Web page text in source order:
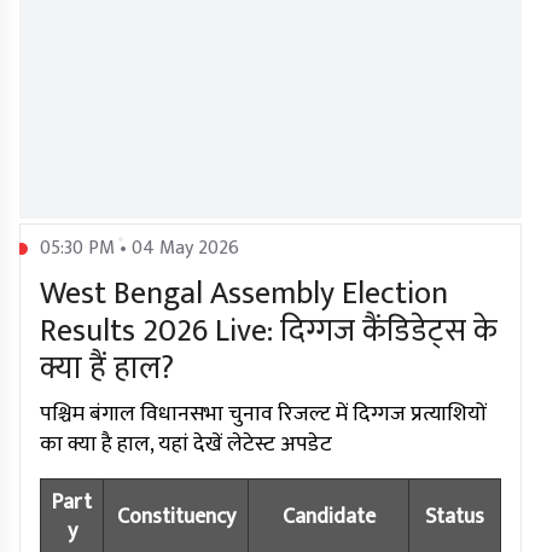
05:30 PM • 04 May 2026
West Bengal Assembly Election
Results 2026 Live: दिग्गज कैंडिडेट्स के
क्या हैं हाल?
पश्चिम बंगाल विधानसभा चुनाव रिजल्ट में दिग्गज प्रत्याशियों
का क्या है हाल, यहां देखें लेटेस्ट अपडेट
Part
y
Constituency Candidate
Status